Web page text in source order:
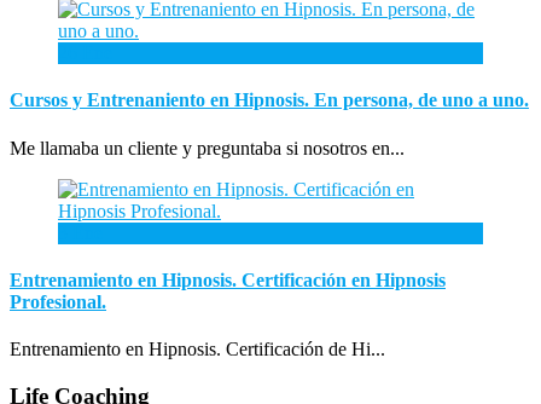
Cursos y Entrenaniento en Hipnosis. En persona, de uno a uno.
Me llamaba un cliente y preguntaba si nosotros en...
Entrenamiento en Hipnosis. Certificación en Hipnosis
Profesional.
Entrenamiento en Hipnosis. Certificación de Hi...
Life Coaching